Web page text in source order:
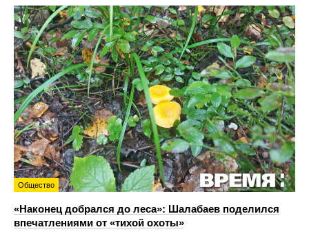
Общество
«Наконец добрался до леса»: Шалабаев поделился
впечатлениями от «тихой охоты»